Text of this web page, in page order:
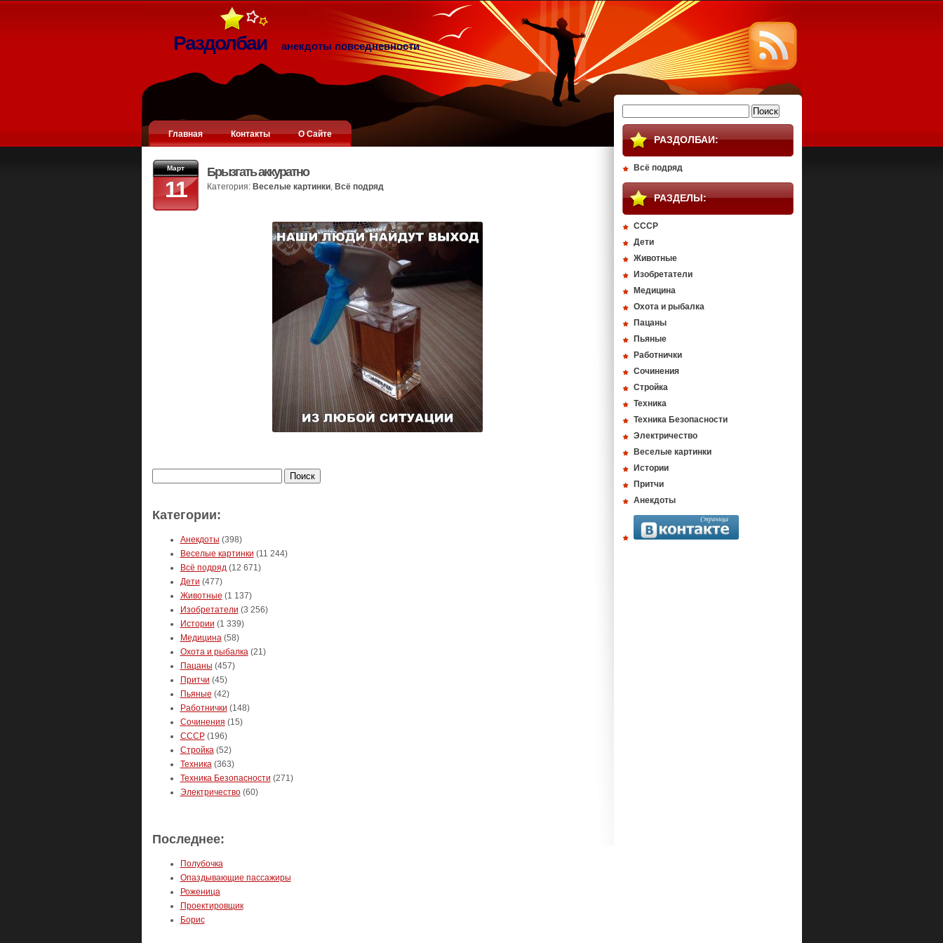
Раздолбаи анекдоты повседневности
Главная Контакты О Сайте
Март
11
Брызгать аккуратно
Категория: Веселые картинки, Всё подряд
Категории:
Анекдоты (398)
Веселые картинки (11 244)
Всё подряд(12 671)
Дети (477)
Животные (1 137)
Изобретатели (3 256)
Истории (1 339)
Медицина(58)
Охота и рыбалка(21)
Пацаны (457)
Притчи (45)
Пьяные (42)
Работнички (148)
Сочинения (15)
СССР(196)
Стройка(52)
Техника(363)
Техника Безопасности (271)
Электричество(60)
Последнее:
Полубочка
Опаздывающие пассажиры
Роженица
Проектировщик
Борис
РАЗДОЛБАИ:
Всё подряд
РАЗДЕЛЫ:
СССР
Дети
Животные
Изобретатели
Медицина
Охота и рыбалка
Пацаны
Пьяные
Работнички
Сочинения
Стройка
Техника
Техника Безопасности
Электричество
Веселые картинки
Истории
Притчи
Анекдоты